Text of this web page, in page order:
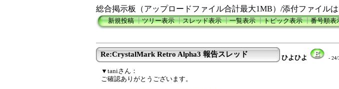
総合掲示板（アップロードファイル合計最大1MB）/添付ファイル
新規投稿┃ツリー表示┃スレッド表示┃一覧表示┃トピック表示┃番号順表
Re:CrystalMark Retro Alpha3 報告スレッド ひよひよ - 24/
▼taniさん：
ご確認ありがとうございます。